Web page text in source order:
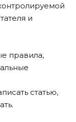
и
правила,
статью,